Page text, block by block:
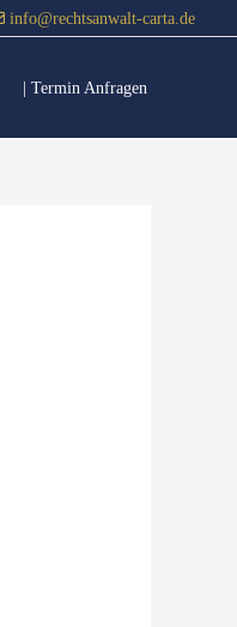
info@rechtsanwalt-carta.de
| Termin Anfragen